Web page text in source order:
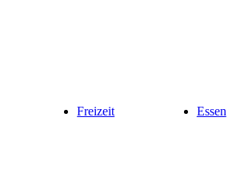
Freizeit Essen